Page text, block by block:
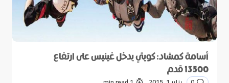
أسامة كمشاد: كويتي يدخل غينيس على ارتفاع
13500 قدم